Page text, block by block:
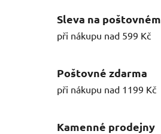
Sleva na poštovném
při nákupu nad 599 Kč
Poštovné zdarma
při nákupu nad 1199 Kč
Kamenné prodejny